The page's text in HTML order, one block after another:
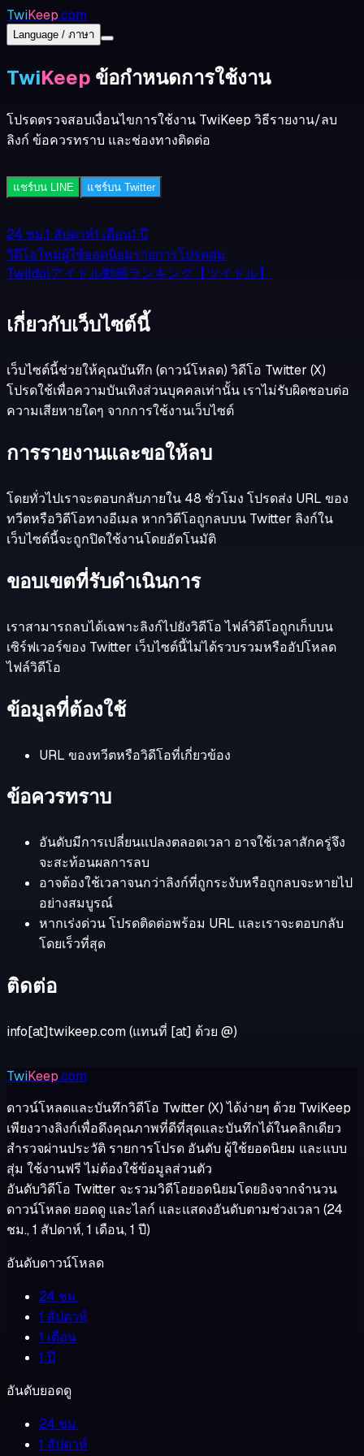
TwiKeep.com
Language / ภาษา
TwiKeep ข้อกำหนดการใช้งาน
โปรดตรวจสอบเงื่อนไขการใช้งาน TwiKeep วิธีรายงาน/ลบ
ลิงก์ ข้อควรทราบ และช่องทางติดต่อ
แชร์บน LINE แชร์บน Twitter
24 ชม.1 สัปดาห์1 เดือน1 ปี
วิดีโอใหม่ผู้ใช้ยอดนิยมรายการโปรดสุ่ม
TwiIdolアイドル動画ランキング【ツイドル】
เกี่ยวกับเว็บไซต์นี้
เว็บไซต์นี้ช่วยให้คุณบันทึก (ดาวน์โหลด) วิดีโอ Twitter (X)
โปรดใช้เพื่อความบันเทิงส่วนบุคคลเท่านั้น เราไม่รับผิดชอบต่อ
ความเสียหายใดๆ จากการใช้งานเว็บไซต์
การรายงานและขอให้ลบ
โดยทั่วไปเราจะตอบกลับภายใน 48 ชั่วโมง โปรดส่ง URL ของ
ทวีตหรือวิดีโอทางอีเมล หากวิดีโอถูกลบบน Twitter ลิงก์ใน
เว็บไซต์นี้จะถูกปิดใช้งานโดยอัตโนมัติ
ขอบเขตที่รับดำเนินการ
เราสามารถลบได้เฉพาะลิงก์ไปยังวิดีโอ ไฟล์วิดีโอถูกเก็บบน
เซิร์ฟเวอร์ของ Twitter เว็บไซต์นี้ไม่ได้รวบรวมหรืออัปโหลด
ไฟล์วิดีโอ
ข้อมูลที่ต้องใช้
URL ของทวีตหรือวิดีโอที่เกี่ยวข้อง
ข้อควรทราบ
อันดับมีการเปลี่ยนแปลงตลอดเวลา อาจใช้เวลาสักครู่จึง
จะสะท้อนผลการลบ
อาจต้องใช้เวลาจนกว่าลิงก์ที่ถูกระงับหรือถูกลบจะหายไป
อย่างสมบูรณ์
หากเร่งด่วน โปรดติดต่อพร้อม URL และเราจะตอบกลับ
โดยเร็วที่สุด
ติดต่อ
info[at]twikeep.com (แทนที่ [at] ด้วย @)
TwiKeep.com
ดาวน์โหลดและบันทึกวิดีโอ Twitter (X) ได้ง่ายๆ ด้วย TwiKeep
เพียงวางลิงก์เพื่อดึงคุณภาพที่ดีที่สุดและบันทึกได้ในคลิกเดียว
สำรวจผ่านประวัติ รายการโปรด อันดับ ผู้ใช้ยอดนิยม และแบบ
สุ่ม ใช้งานฟรี ไม่ต้องใช้ข้อมูลส่วนตัว
อันดับวิดีโอ Twitter จะรวมวิดีโอยอดนิยมโดยอิงจากจำนวน
ดาวน์โหลด ยอดดู และไลก์ และแสดงอันดับตามช่วงเวลา (24
ชม., 1 สัปดาห์, 1 เดือน, 1 ปี)
อันดับดาวน์โหลด
24 ชม.
1 สัปดาห์
1 เดือน
1 ปี
อันดับยอดดู
24 ชม.
1 สัปดาห์